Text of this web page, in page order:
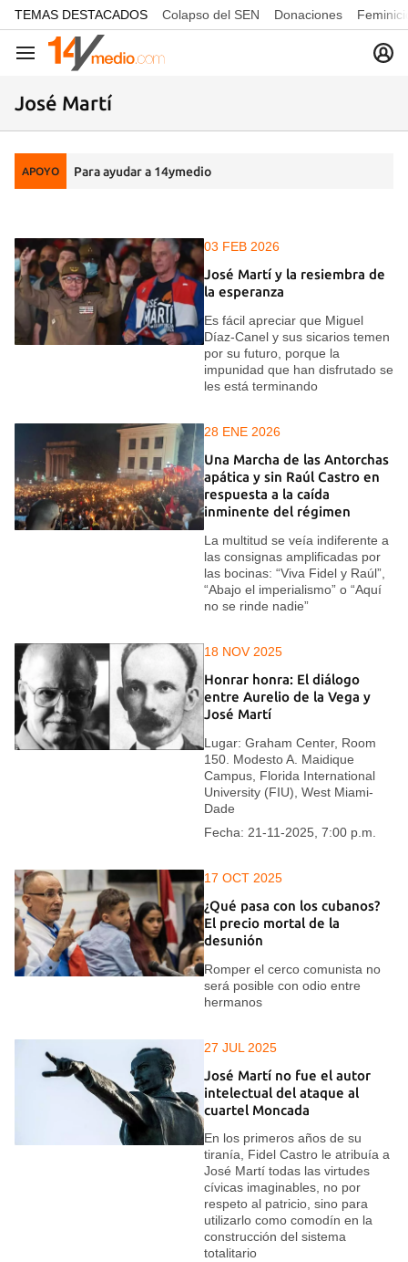
common.go-to-content
TEMAS DESTACADOS Colapso del SEN Donaciones
Navegación
José Martí
APOYO Para ayudar a 14ymedio
03 FEB 2026
José Martí y la resiembra de
la esperanza
Es fácil apreciar que Miguel
Díaz-Canel y sus sicarios temen
por su futuro, porque la
impunidad que han disfrutado se
les está terminando
28 ENE 2026
Una Marcha de las Antorchas
apática y sin Raúl Castro en
respuesta a la caída
inminente del régimen
La multitud se veía indiferente a
las consignas amplificadas por
las bocinas: “Viva Fidel y Raúl”,
“Abajo el imperialismo” o “Aquí
no se rinde nadie”
18 NOV 2025
Honrar honra: El diálogo
entre Aurelio de la Vega y
José Martí
Lugar: Graham Center, Room
150. Modesto A. Maidique
Campus, Florida International
University (FIU), West Miami-
Dade
Fecha: 21-11-2025, 7:00 p.m.
17 OCT 2025
¿Qué pasa con los cubanos?
El precio mortal de la
desunión
Romper el cerco comunista no
será posible con odio entre
hermanos
27 JUL 2025
José Martí no fue el autor
intelectual del ataque al
cuartel Moncada
En los primeros años de su
tiranía, Fidel Castro le atribuía a
José Martí todas las virtudes
cívicas imaginables, no por
respeto al patricio, sino para
utilizarlo como comodín en la
construcción del sistema
totalitario